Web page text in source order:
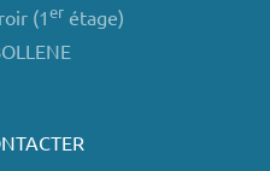
(1erétage)